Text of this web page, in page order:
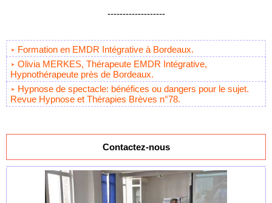
-------------------
Formation en EMDR Intégrative à Bordeaux.
Olivia MERKES, Thérapeute EMDR Intégrative,
Hypnothérapeute près de Bordeaux.
Hypnose de spectacle: bénéfices ou dangers pour le sujet.
Revue Hypnose et Thérapies Brèves n°78.
Contactez-nous